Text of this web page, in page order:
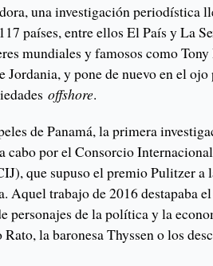
una investigación periodística
países, entre ellos El País y La
mundiales y famosos como
Jordania, y pone de nuevo en el
offshore.
de Panamá, la primera
cabo por el Consorcio
que supuso el premio Pulitzer a
Aquel trabajo de 2016 destapaba
personajes de la política y la
la baronesa Thyssen o los